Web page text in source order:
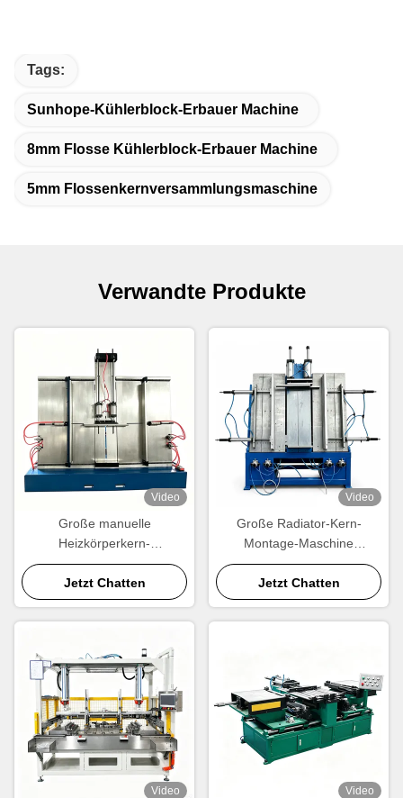
Tags:
Sunhope-Kühlerblock-Erbauer Machine
8mm Flosse Kühlerblock-Erbauer Machine
5mm Flossenkernversammlungsmaschine
Verwandte Produkte
Video
Große manuelle
Heizkörperkern-
Montagemaschine |
Wärmetauscher-
Montageausrüstung nach
Maß
Jetzt Chatten
Video
Große Radiator-Kern-
Montage-Maschine
Hersteller 1200 × 1000 mm
Wärmetauscher-Kern-
Bauherr
Jetzt Chatten
Video Video